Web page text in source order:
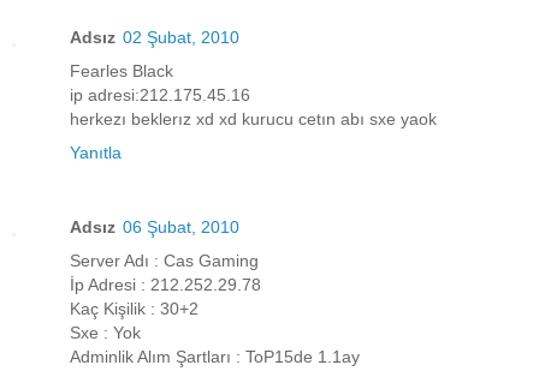
Adsız 02 Şubat, 2010
Fearles Black
ip adresi:212.175.45.16
herkezı beklerız xd xd kurucu cetın abı sxe yaok
Yanıtla
Adsız 06 Şubat, 2010
Server Adı : Cas Gaming
İp Adresi : 212.252.29.78
Kaç Kişilik : 30+2
Sxe : Yok
Adminlik Alım Şartları : ToP15de 1.1ay